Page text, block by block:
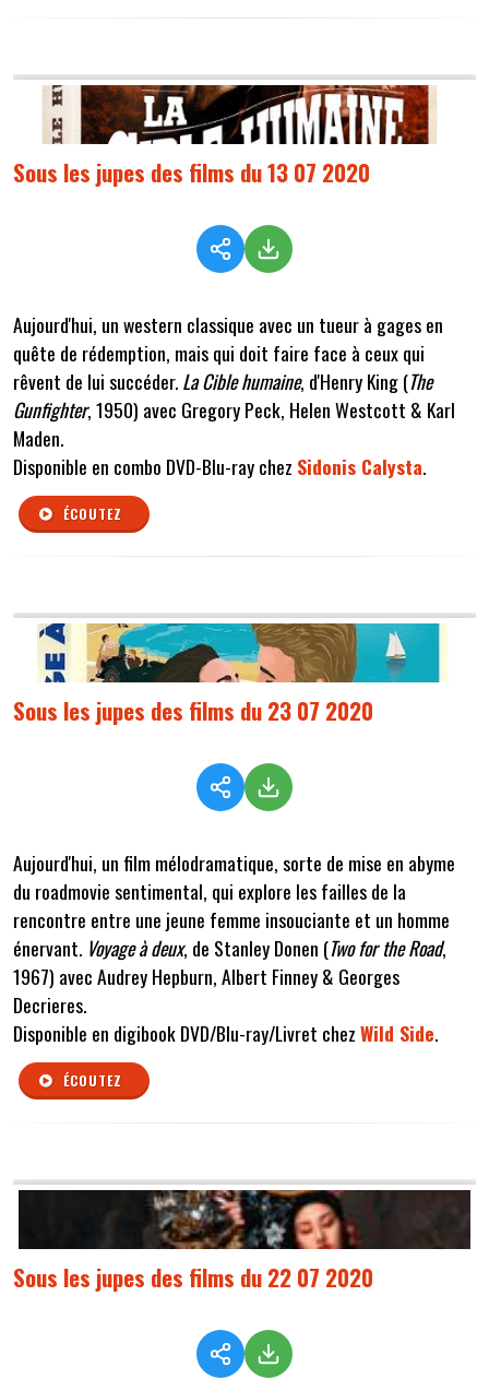
Sous les jupes des films du 13 07 2020
Aujourd'hui, un western classique avec un tueur à gages en
quête de rédemption, mais qui doit faire face à ceux qui
rêvent de lui succéder.La Cible humaine, d'Henry King (The
Gunfighter, 1950) avec Gregory Peck, Helen Westcott & Karl
Maden.
Disponible en combo DVD-Blu-ray chez Sidonis Calysta.
ÉCOUTEZ
Sous les jupes des films du 23 07 2020
Aujourd'hui, un film mélodramatique, sorte de mise en abyme
du roadmovie sentimental, qui explore les failles de la
rencontre entre une jeune femme insouciante et un homme
énervant. Voyage à deux, de Stanley Donen (Two for the Road,
1967) avec Audrey Hepburn, Albert Finney & Georges
Decrieres.
Disponible en digibook DVD/Blu-ray/Livret chezWild Side.
ÉCOUTEZ
Sous les jupes des films du 22 07 2020